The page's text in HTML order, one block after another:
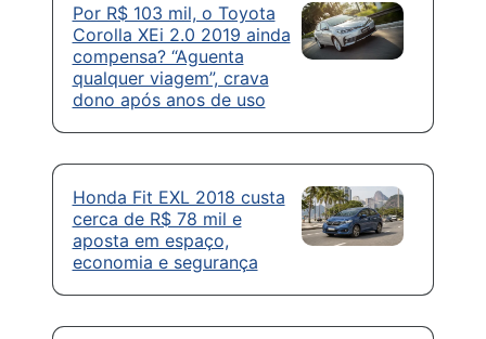
Por R$ 103 mil, o Toyota
Corolla XEi 2.0 2019 ainda
compensa? “Aguenta
qualquer viagem”, crava
dono após anos de uso
Honda Fit EXL 2018 custa
cerca de R$ 78 mil e
aposta em espaço,
economia e segurança